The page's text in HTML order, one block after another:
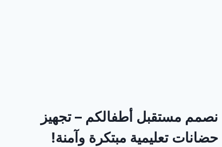
نصمم مستقبل أطفالكم – تجهيز
حضانات تعليمية مبتكرة وآمنة!